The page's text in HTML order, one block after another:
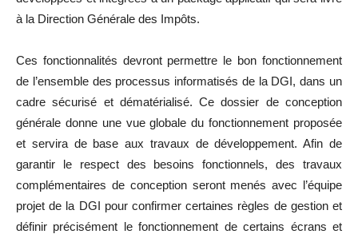
à la Direction Générale des Impôts.
Ces fonctionnalités devront permettre le bon fonctionnement
de l’ensemble des processus informatisés de la DGI, dans un
cadre sécurisé et dématérialisé. Ce dossier de conception
générale donne une vue globale du fonctionnement proposée
et servira de base aux travaux de développement. Afin de
garantir le respect des besoins fonctionnels, des travaux
complémentaires de conception seront menés avec l’équipe
projet de la DGI pour confirmer certaines règles de gestion et
définir précisément le fonctionnement de certains écrans et